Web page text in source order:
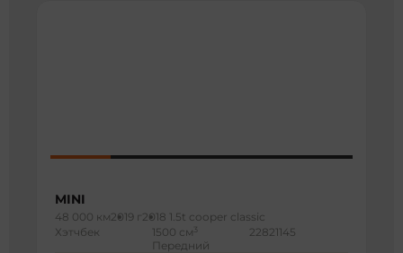
MINI
48 000 км2019 г 2018 1.5t cooper classic
Хэтчбек
1500 см 3
Передний
22821145